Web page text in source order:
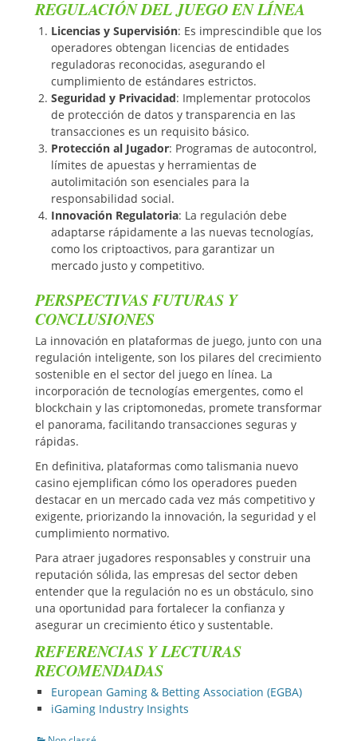
REGULACIÓN DEL JUEGO EN LÍNEA
Licencias y Supervisión: Es imprescindible que los
operadores obtengan licencias de entidades
reguladoras reconocidas, asegurando el
cumplimiento de estándares estrictos.
Seguridad y Privacidad: Implementar protocolos
de protección de datos y transparencia en las
transacciones es un requisito básico.
Protección al Jugador: Programas de autocontrol,
límites de apuestas y herramientas de
autolimitación son esenciales para la
responsabilidad social.
Innovación Regulatoria: La regulación debe
adaptarse rápidamente a las nuevas tecnologías,
como los criptoactivos, para garantizar un
mercado justo y competitivo.
PERSPECTIVAS FUTURAS Y
CONCLUSIONES
La innovación en plataformas de juego, junto con una
regulación inteligente, son los pilares del crecimiento
sostenible en el sector del juego en línea. La
incorporación de tecnologías emergentes, como el
blockchain y las criptomonedas, promete transformar
el panorama, facilitando transacciones seguras y
rápidas.
En definitiva, plataformas como talismania nuevo
casino ejemplifican cómo los operadores pueden
destacar en un mercado cada vez más competitivo y
exigente, priorizando la innovación, la seguridad y el
cumplimiento normativo.
Para atraer jugadores responsables y construir una
reputación sólida, las empresas del sector deben
entender que la regulación no es un obstáculo, sino
una oportunidad para fortalecer la confianza y
asegurar un crecimiento ético y sustentable.
REFERENCIAS Y LECTURAS
RECOMENDADAS
European Gaming & Betting Association (EGBA)
iGaming Industry Insights